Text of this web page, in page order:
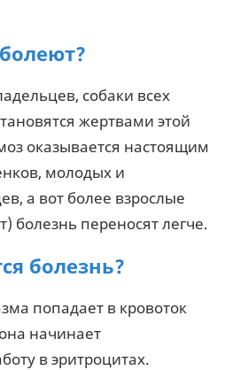
собаки всех
жертвами этой
оказывается настоящим
молодых и
а вот более взрослые
болезнь переносят легче.
болезнь?
попадает в кровоток
начинает
в эритроцитах.